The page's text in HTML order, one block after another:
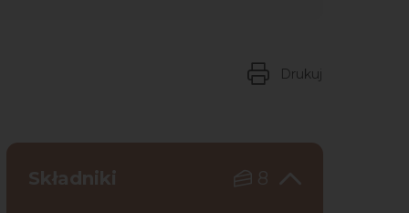
Drukuj
Składniki 8